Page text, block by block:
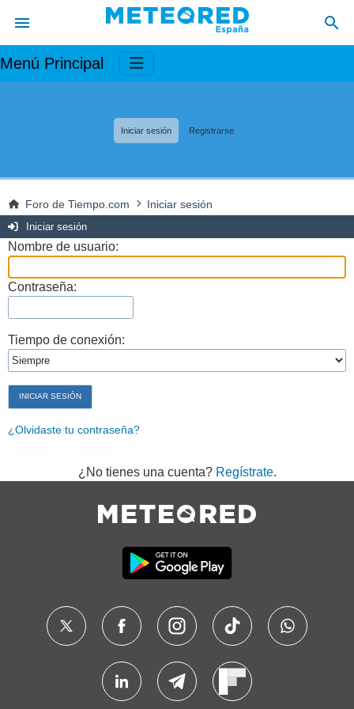
Menú Principal
Iniciar sesión Registrarse
Foro de Tiempo.com Iniciar sesión
Iniciar sesión
Nombre de usuario:
Contraseña:
Tiempo de conexión:
¿Olvidaste tu contraseña?
¿No tienes una cuenta? Regístrate.